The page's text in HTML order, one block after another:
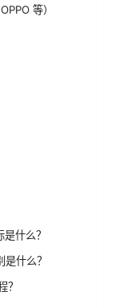
等）
什么？
什么？
？